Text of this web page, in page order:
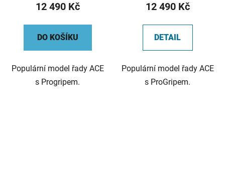
12 490 Kč
DO KOŠÍKU
Populární model řady ACE
s Progripem.
12 490 Kč
DETAIL
Populární model řady ACE
s ProGripem.